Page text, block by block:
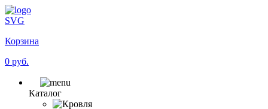
SVG
Корзина
0 руб.
Каталог